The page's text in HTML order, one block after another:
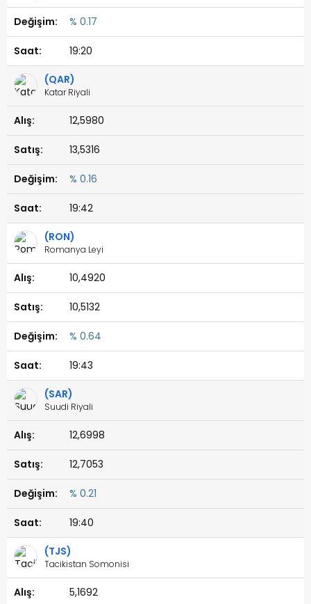
% 0.17
19:20
(QAR)
Katar Riyali
12,5980
13,5316
% 0.16
19:42
(RON)
Romanya Leyi
10,4920
10,5132
% 0.64
19:43
(SAR)
Suudi Riyali
12,6998
12,7053
% 0.21
19:40
(TJS)
Tacikistan Somonisi
5,1692